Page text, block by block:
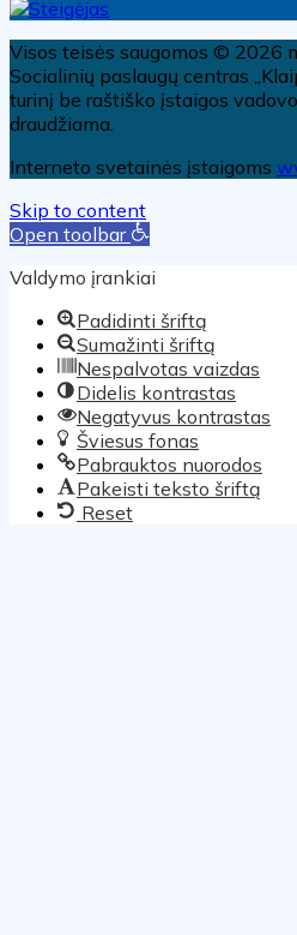
Visos teisės saugomos © 2026
Socialinių paslaugų centras
turinį be raštiško įstaigos
draudžiama.
Interneto svetainės įstaigoms
Skip to content
Open toolbar
Valdymo įrankiai
Padidinti šriftą
Sumažinti šriftą
Nespalvotas vaizdas
Didelis kontrastas
Negatyvus kontrastas
Šviesus fonas
Pabrauktos nuorodos
Pakeisti teksto šriftą
Reset